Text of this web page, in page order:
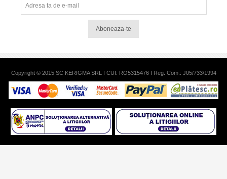
Aboneaza-te
Copyright © 2015 SC KERIGMA SRL I CUI: RO5315476 I Reg. Com.: J05/733/1994